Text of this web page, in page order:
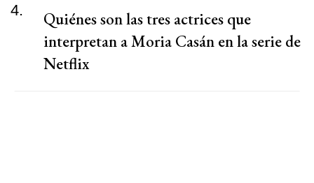
4.
Quiénes son las tres actrices que
interpretan a Moria Casán en la serie de
Netflix